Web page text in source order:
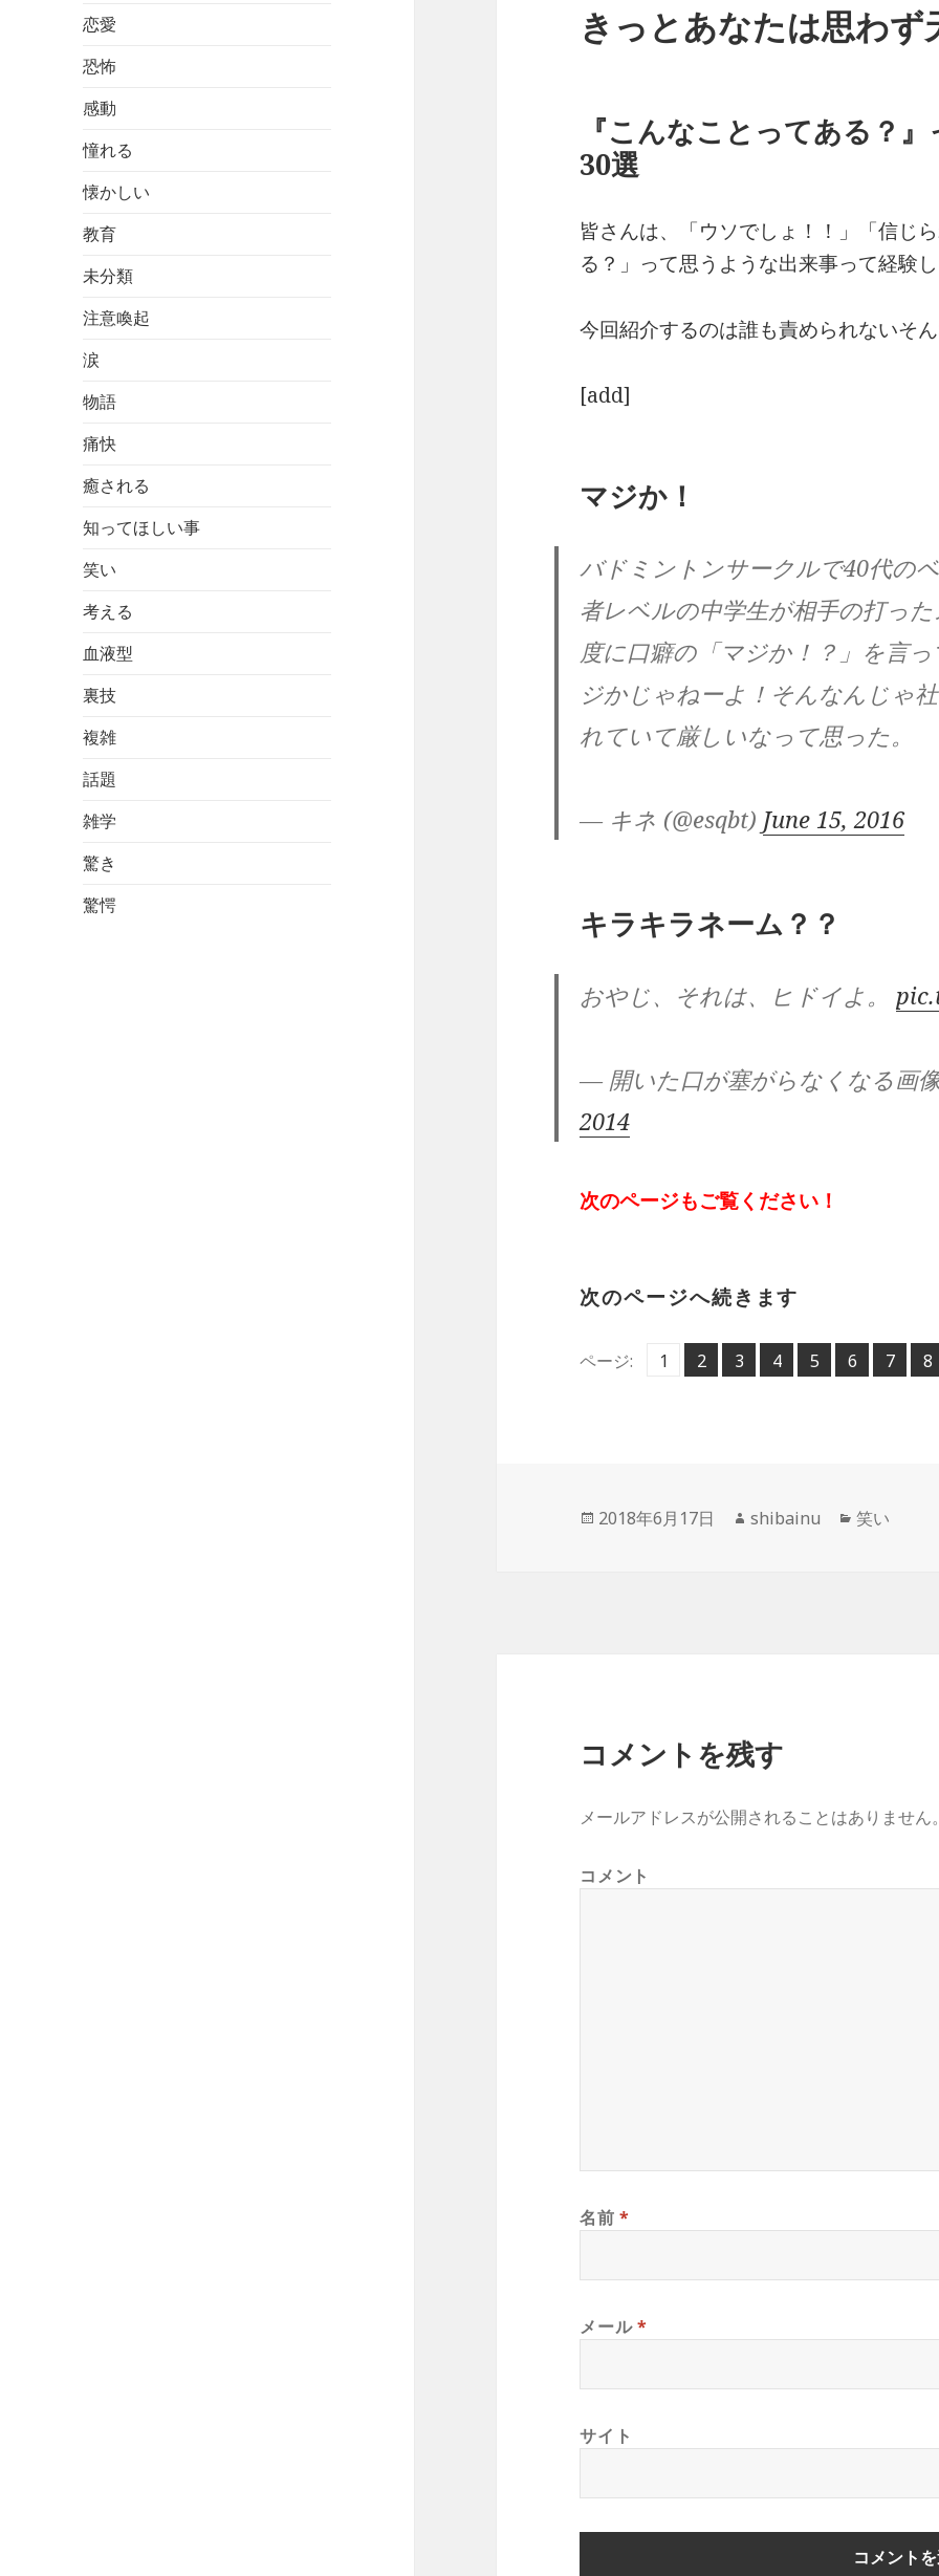
恋愛
恐怖
感動
憧れる
懐かしい
教育
未分類
注意喚起
涙
物語
痛快
癒される
知ってほしい事
笑い
考える
血液型
裏技
複雑
話題
雑学
驚き
驚愕
きっとあなたは思わず
『こんなことってある？
30選
皆さんは、「ウソでしょ！！」「信じ
る？」って思うような出来事って経験
今回紹介するのは誰も責められないそん
[add]
マジか！
バドミントンサークルで40代の
者レベルの中学生が相手の打っ
度に口癖の「マジか！？」を言
ジかじゃねーよ！そんなんじゃ
れていて厳しいなって思った。
— キネ (@esqbt) June 15, 2016
キラキラネーム？？
おやじ、それは、ヒドイよ。
— 開いた口が塞がらなくなる画
2014
次のページもご覧ください！
次のページへ続きます
ページ:
ペ
1 ,
ペ
2 ,
ペ
3 ,
ペ
4 ,
ペ
5 ,
ペ
6 ,
ペ
7 ,
ペ
8
投
2018年6月17日
作
shibainu
カ
笑い
コメントを残す
メールアドレスが公開されることはありません。
コメント
名前*
メール*
サイト